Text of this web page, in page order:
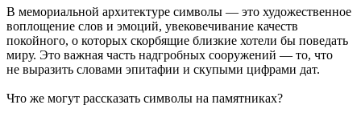
В мемориальной архитектуре символы — это художественное
воплощение слов и эмоций, увековечивание качеств
покойного, о которых скорбящие близкие хотели бы поведать
миру. Это важная часть надгробных сооружений — то, что
не выразить словами эпитафии и скупыми цифрами дат.
Что же могут рассказать символы на памятниках?